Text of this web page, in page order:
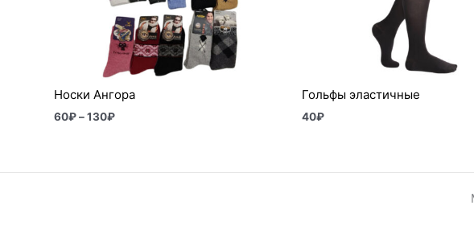
Носки Ангора
60₽–130₽
Гольфы эластичные
40₽